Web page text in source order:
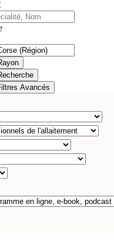
Avancés